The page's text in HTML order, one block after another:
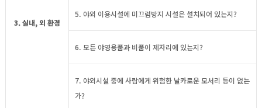
3. 실내, 외 환경
5. 야외 이용시설에 미끄럼방지 시설은 설치되어 있는지?
6. 모든 야영용품과 비품이 제자리에 있는지?
7. 야외시설 중에 사람에게 위험한 날카로운 모서리 등이 없는
가?